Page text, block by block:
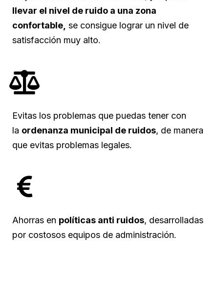
llevar el nivel de ruido a una zona
confortable, se consigue lograr un nivel de
satisfacción muy alto.
Evitas los problemas que puedas tener con
la ordenanza municipal de ruidos, de manera
que evitas problemas legales.
Ahorras en políticas anti ruidos, desarrolladas
por costosos equipos de administración.